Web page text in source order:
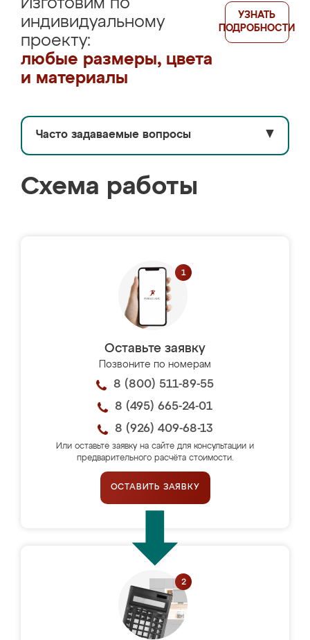
Изготовим по
индивидуальному
проекту:
любые размеры, цвета
и материалы
УЗНАТЬ
ПОДРОБНОСТИ
Часто задаваемые вопросы ▼
Схема работы
Оставьте заявку
Позвоните по номерам
8 (800) 511-89-55
8 (495) 665-24-01
8 (926) 409-68-13
Или оставьте заявку на сайте для консультации и
предварительного расчёта стоимости.
ОСТАВИТЬ ЗАЯВКУ